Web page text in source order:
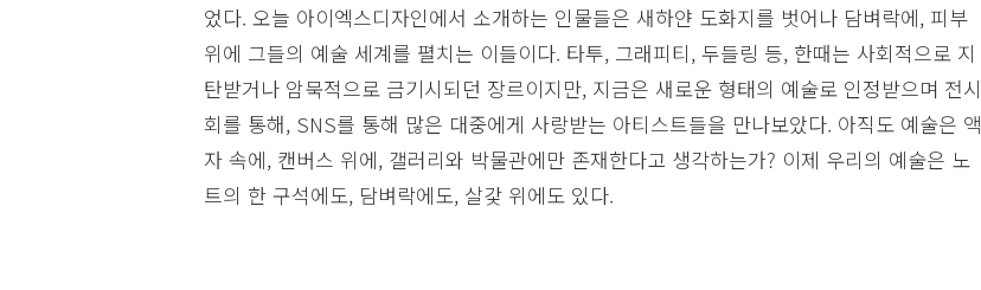
었다. 오늘 아이엑스디자인에서 소개하는 인물들은 새하얀 도화지를 벗어나 담벼락에, 피부
위에 그들의 예술 세계를 펼치는 이들이다. 타투, 그래피티, 두들링 등, 한때는 사회적으로 지
탄받거나 암묵적으로 금기시되던 장르이지만, 지금은 새로운 형태의 예술로 인정받으며 전시
회를 통해, SNS를 통해 많은 대중에게 사랑받는 아티스트들을 만나보았다. 아직도 예술은 액
자 속에, 캔버스 위에, 갤러리와 박물관에만 존재한다고 생각하는가? 이제 우리의 예술은 노
트의 한 구석에도, 담벼락에도, 살갗 위에도 있다.